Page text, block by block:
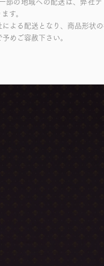
す。
よる配送となり、商品形状
めご容赦下さい。